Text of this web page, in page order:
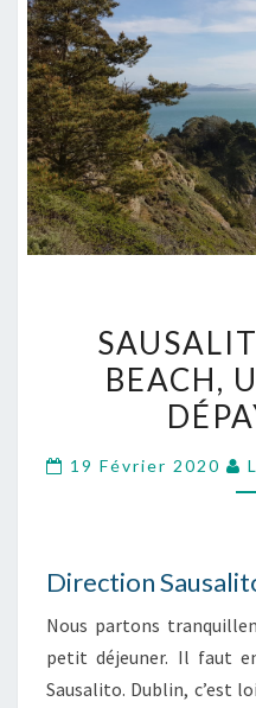
BEACH,
19 Février 2020
Direction
Nous partons
petit déjeuner. Il faut
Sausalito. Dublin, c’est